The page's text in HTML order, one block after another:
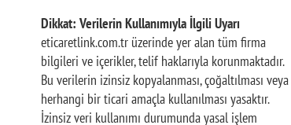
Dikkat: Verilerin Kullanımıyla İlgili Uyarı
eticaretlink.com.tr üzerinde yer alan tüm firma
bilgileri ve içerikler, telif haklarıyla korunmaktadır.
Bu verilerin izinsiz kopyalanması, çoğaltılması veya
herhangi bir ticari amaçla kullanılması yasaktır.
İzinsiz veri kullanımı durumunda yasal işlem